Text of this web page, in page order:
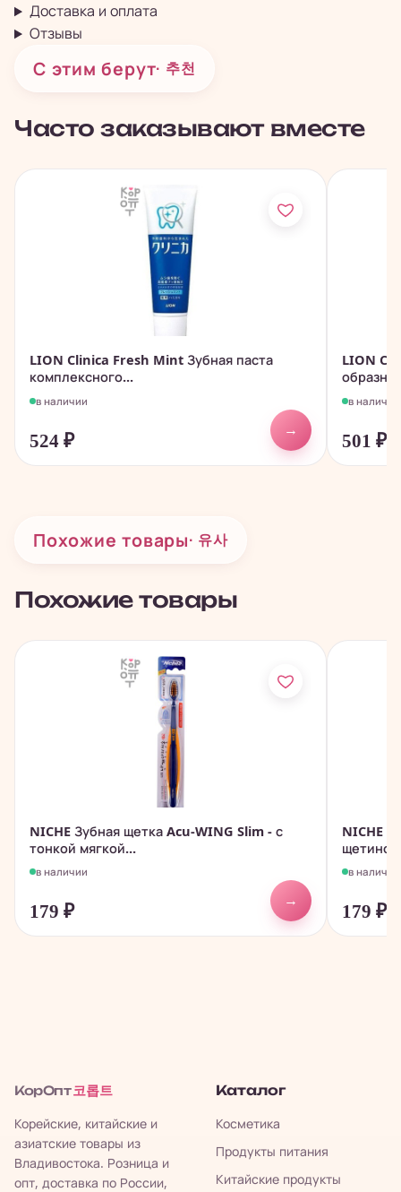
Доставка и оплата
Отзывы
С этим берут· 추천
Часто заказывают вместе
LION Clinica Fresh Mint Зубная паста
комплексного...
в наличии
524 ₽
→
LION
в наличии
501₽
Похожие товары· 유사
Похожие товары
NICHE Зубная щетка Acu-WING Slim - с
тонкой мягкой...
в наличии
179 ₽
→
NICHE
в наличии
179₽
КорОпт 코롭트
Корейские, китайские и
азиатские товары из
Владивостока. Розница и
опт, доставка по России,
Каталог
Косметика
Продукты питания
Китайские продукты